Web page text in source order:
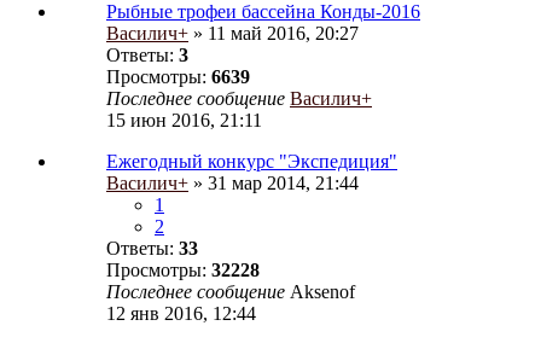
Рыбные трофеи бассейна Конды-2016
Василич+ » 11 май 2016, 20:27
Ответы: 3
Просмотры: 6639
Последнее сообщение Василич+
15 июн 2016, 21:11
Ежегодный конкурс "Экспедиция"
Василич+ » 31 мар 2014, 21:44
1
2
Ответы: 33
Просмотры: 32228
Последнее сообщение Aksenof
12 янв 2016, 12:44